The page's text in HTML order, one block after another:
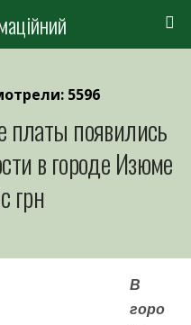
5596
платы появились
в городе Изюме
грн
В
горо